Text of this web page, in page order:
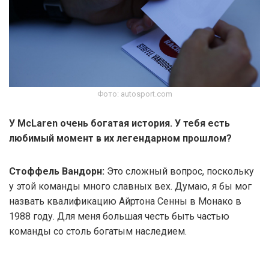
Фото: autosport.com
У McLaren очень богатая история. У тебя есть
любимый момент в их легендарном прошлом?
Стоффель Вандорн: Это сложный вопрос, поскольку
у этой команды много славных вех. Думаю, я бы мог
назвать квалификацию Айртона Сенны в Монако в
1988 году. Для меня большая честь быть частью
команды со столь богатым наследием.